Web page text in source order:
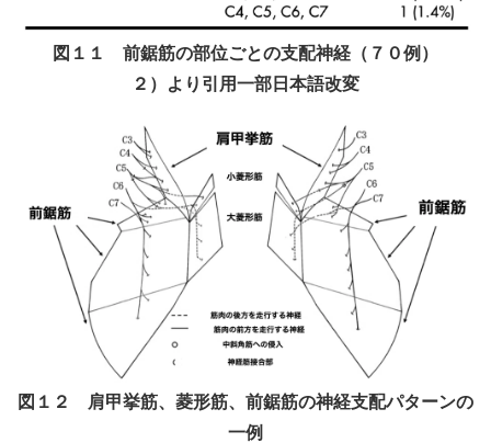
図１１ 前鋸筋の部位ごとの支配神経（７０例）
２）より引用一部日本語改変
図１２ 肩甲挙筋、菱形筋、前鋸筋の神経支配パターンの
一例